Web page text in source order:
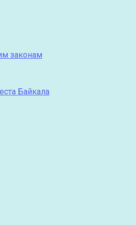
законам
Байкала